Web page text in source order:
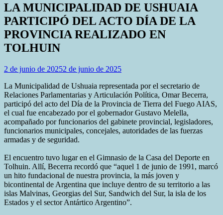
LA MUNICIPALIDAD DE USHUAIA
PARTICIPÓ DEL ACTO DÍA DE LA
PROVINCIA REALIZADO EN
TOLHUIN
2 de junio de 20252 de junio de 2025
La Municipalidad de Ushuaia representada por el secretario de
Relaciones Parlamentarias y Articulación Política, Omar Becerra,
participó del acto del Día de la Provincia de Tierra del Fuego AIAS,
el cual fue encabezado por el gobernador Gustavo Melella,
acompañado por funcionarios del gabinete provincial, legisladores,
funcionarios municipales, concejales, autoridades de las fuerzas
armadas y de seguridad.
El encuentro tuvo lugar en el Gimnasio de la Casa del Deporte en
Tolhuin. Allí, Becerra recordó que “aquel 1 de junio de 1991, marcó
un hito fundacional de nuestra provincia, la más joven y
bicontinental de Argentina que incluye dentro de su territorio a las
islas Malvinas, Georgias del Sur, Sandwich del Sur, la isla de los
Estados y el sector Antártico Argentino”.